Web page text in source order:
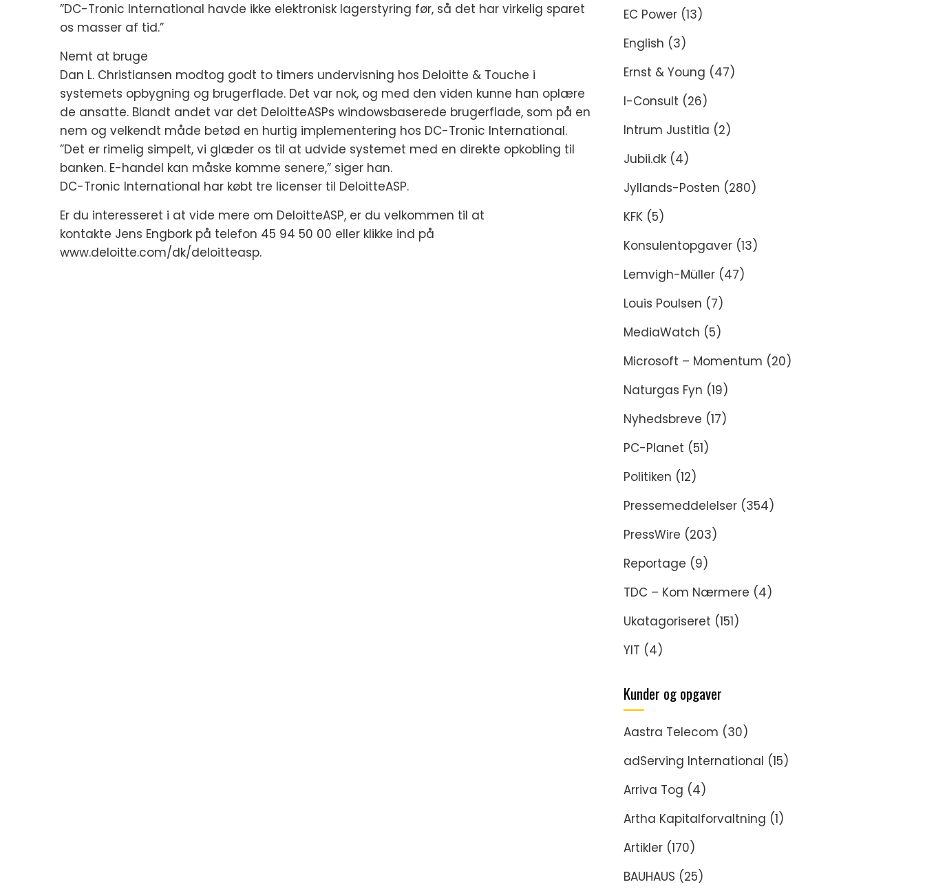
”DC-Tronic International havde ikke elektronisk lagerstyring før, så det har virkelig sparet
os masser af tid.”
Nemt at bruge
Dan L. Christiansen modtog godt to timers undervisning hos Deloitte & Touche i
systemets opbygning og brugerflade. Det var nok, og med den viden kunne han oplære
de ansatte. Blandt andet var det DeloitteASPs windowsbaserede brugerflade, som på en
nem og velkendt måde betød en hurtig implementering hos DC-Tronic International.
”Det er rimelig simpelt, vi glæder os til at udvide systemet med en direkte opkobling til
banken. E-handel kan måske komme senere,” siger han.
DC-Tronic International har købt tre licenser til DeloitteASP.
Er du interesseret i at vide mere om DeloitteASP, er du velkommen til at
kontakte Jens Engbork på telefon 45 94 50 00 eller klikke ind på
www.deloitte.com/dk/deloitteasp.
EC Power (13)
English (3)
Ernst & Young (47)
I-Consult (26)
Intrum Justitia (2)
Jubii.dk (4)
Jyllands-Posten (280)
KFK (5)
Konsulentopgaver (13)
Lemvigh-Müller (47)
Louis Poulsen (7)
MediaWatch (5)
Microsoft – Momentum (20)
Naturgas Fyn (19)
Nyhedsbreve (17)
PC-Planet (51)
Politiken (12)
Pressemeddelelser (354)
PressWire (203)
Reportage (9)
TDC – Kom Nærmere (4)
Ukatagoriseret (151)
YIT (4)
Kunder og opgaver
Aastra Telecom (30)
adServing International (15)
Arriva Tog (4)
Artha Kapitalforvaltning (1)
Artikler (170)
BAUHAUS (25)